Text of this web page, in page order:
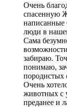
Очень
спасенную
написанные
люди в
Сама
забираю.
понимаю,
породистых
Очень
животных с
преданее и